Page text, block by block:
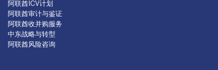
阿联酋ICV计划
阿联酋审计与鉴证
阿联酋收并购服务
中东战略与转型
阿联酋风险咨询